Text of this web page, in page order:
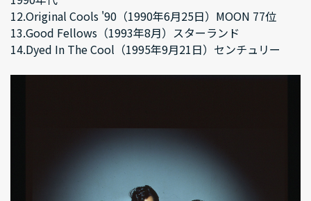
12.Original Cools '90（1990年6月25日）MOON 77位
13.Good Fellows（1993年8月）スターランド
14.Dyed In The Cool（1995年9月21日）センチュリー